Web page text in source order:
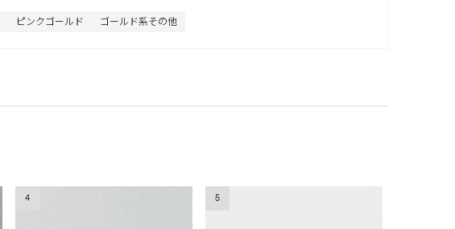
ピンクゴールド ゴールド系その他
4 5